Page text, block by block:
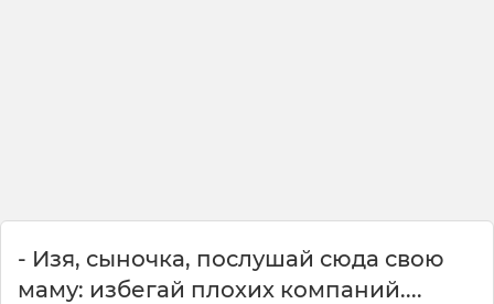
- Изя, сыночка, послушай сюда свою
маму: избегай плохих компаний....